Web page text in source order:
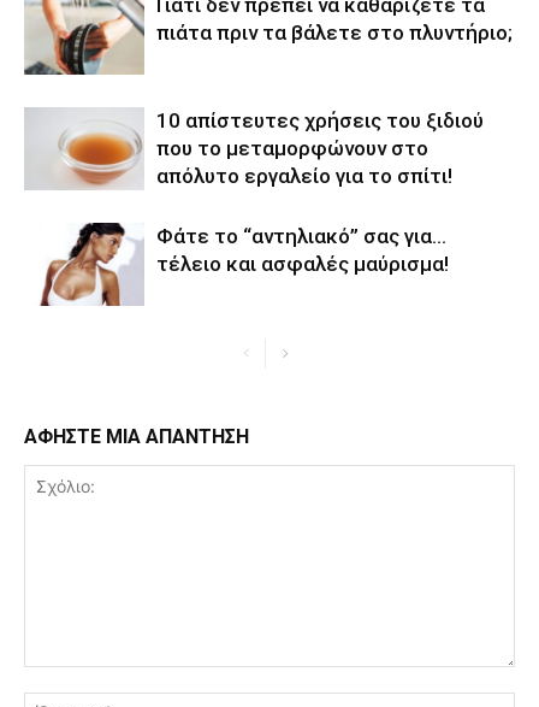
Γιατί δεν πρέπει να καθαρίζετε τα
πιάτα πριν τα βάλετε στο πλυντήριο;
10 απίστευτες χρήσεις του ξιδιού
που το μεταμορφώνουν στο
απόλυτο εργαλείο για το σπίτι!
Φάτε το “αντηλιακό” σας για…
τέλειο και ασφαλές μαύρισμα!
ΑΦΗΣΤΕ ΜΙΑ ΑΠΑΝΤΗΣΗ